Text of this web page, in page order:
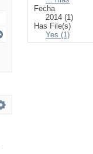
Fecha
2014 (1)
Has File(s)
Yes (1)